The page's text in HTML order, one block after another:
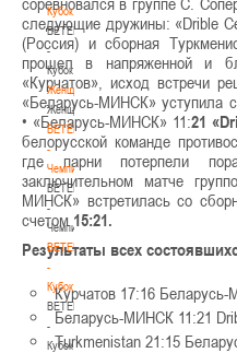
Кубок
BETERA
-
Кубок
Женщины
Женщины
BETERA
-
Чемпионат
BETERA
-
Чемпионат
BETERA
-
Кубок
BETERA
-
Кубок
следующие дружины: «Drible
(Россия) и сборная
прошел в напряженной и
«Курчатов», исход встречи
«Беларусь-МИНСК» уступила
• «Беларусь-МИНСК» 11:21
белорусской команде
где парни потерпели
заключительном матче
МИНСК» встретилась со
счетом 15:21.
Результаты всех
Курчатов 17:16
Беларусь-МИНСК 11:21
Turkmenistan 21:15